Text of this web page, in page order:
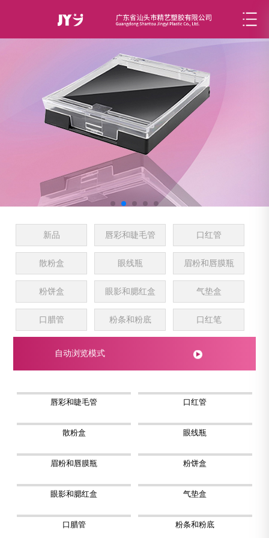
新品 唇彩和睫毛管 口红管
散粉盒 眼线瓶 眉粉和唇膜瓶
粉饼盒 眼影和腮红盒 气垫盒
口腊管 粉条和粉底 口红笔
自动浏览模式
唇彩和睫毛管 口红管
散粉盒 眼线瓶
眉粉和唇膜瓶 粉饼盒
眼影和腮红盒 气垫盒
口腊管 粉条和粉底